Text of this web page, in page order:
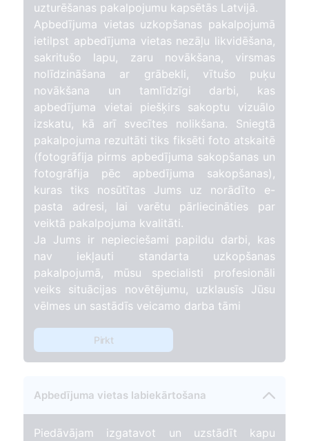
44
uzturēšanas pakalpojumu kapsētās Latvijā.
Apbedījuma vietas uzkopšanas pakalpojumā
ietilpst apbedījuma vietas nezāļu likvidēšana,
sakritušo lapu, zaru novākšana, virsmas
nolīdzināšana ar grābekli, vītušo puķu
novākšana un tamlīdzīgi darbi, kas
apbedījuma vietai piešķirs sakoptu vizuālo
izskatu, kā arī svecītes nolikšana. Sniegtā
pakalpojuma rezultāti tiks fiksēti foto atskaitē
(fotogrāfija pirms apbedījuma sakopšanas un
fotogrāfija pēc apbedījuma sakopšanas),
kuras tiks nosūtītas Jums uz norādīto e-
pasta adresi, lai varētu pārliecināties par
veiktā pakalpojuma kvalitāti.
Ja Jums ir nepieciešami papildu darbi, kas
nav iekļauti standarta uzkopšanas
pakalpojumā, mūsu specialisti profesionāli
veiks situācijas novētējumu, uzklausīs Jūsu
vēlmes un sastādīs veicamo darba tāmi
Pirkt
Apbedījuma vietas labiekārtošana
Piedāvājam izgatavot un uzstādīt kapu